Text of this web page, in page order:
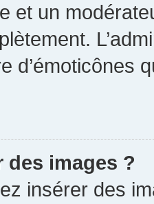
et un
d’émoticônes
des images ?
insérer des